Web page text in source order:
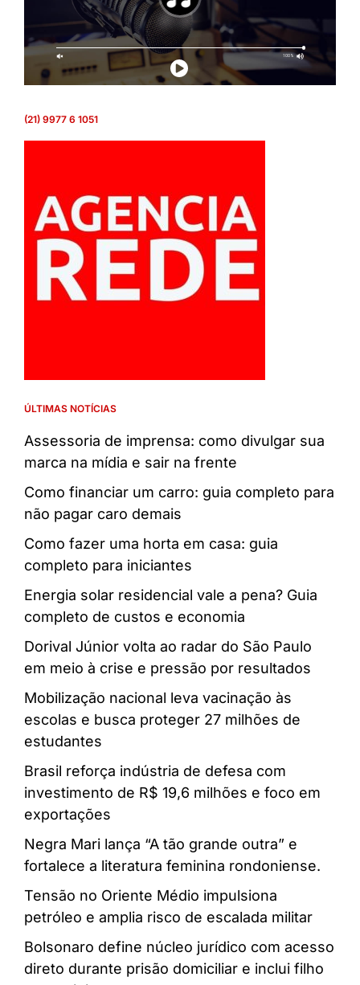
(21) 9977 6 1051
ÚLTIMAS NOTÍCIAS
Assessoria de imprensa: como divulgar sua
marca na mídia e sair na frente
Como financiar um carro: guia completo para
não pagar caro demais
Como fazer uma horta em casa: guia
completo para iniciantes
Energia solar residencial vale a pena? Guia
completo de custos e economia
Dorival Júnior volta ao radar do São Paulo
em meio à crise e pressão por resultados
Mobilização nacional leva vacinação às
escolas e busca proteger 27 milhões de
estudantes
Brasil reforça indústria de defesa com
investimento de R$ 19,6 milhões e foco em
exportações
Negra Mari lança “A tão grande outra” e
fortalece a literatura feminina rondoniense.
Tensão no Oriente Médio impulsiona
petróleo e amplia risco de escalada militar
Bolsonaro define núcleo jurídico com acesso
direto durante prisão domiciliar e inclui filho